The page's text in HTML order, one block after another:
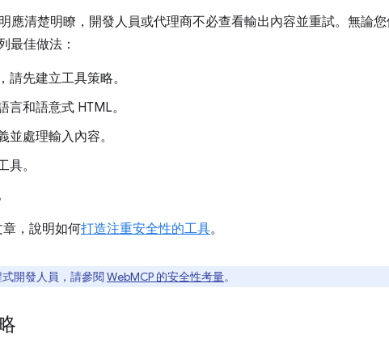
應清楚明瞭，開發人員或代理商不必查看輸出內容並重試。無論
最佳做法：
請先建立工具策略。
言和語意式 HTML。
並處理輸入內容。
具。
，說明如何打造注重安全性的工具。
開發人員，請參閱 WebMCP 的安全性考量。